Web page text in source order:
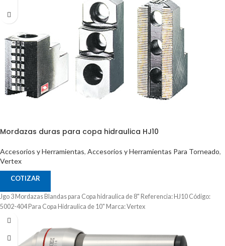
Mordazas duras para copa hidraulica HJ10
Accesorios y Herramientas, Accesorios y Herramientas Para Torneado,
Vertex
COTIZAR
Jgo 3 Mordazas Blandas para Copa hidraulica de 8" Referencia: HJ10 Código:
5002-404 Para Copa Hidraulica de 10" Marca: Vertex